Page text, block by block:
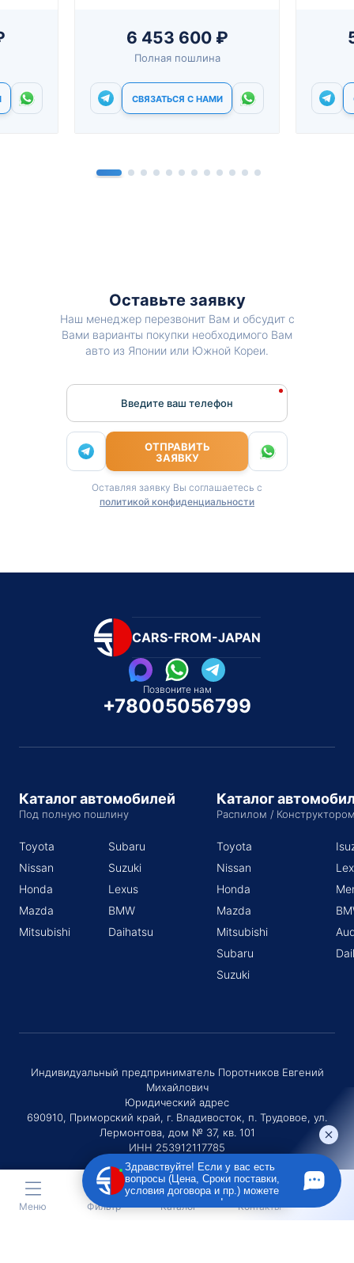
6 453 600 ₽
Полная пошлина
СВЯЗАТЬСЯ С НАМИ
Оставьте заявку
Наш менеджер перезвонит Вам и обсудит с
Вами варианты покупки необходимого Вам
авто из Японии или Южной Кореи.
Введите ваш телефон
ОТПРАВИТЬ
ЗАЯВКУ
Оставляя заявку Вы соглашаетесь с
политикой конфиденциальности
CARS-FROM-JAPAN
Позвоните нам
+78005056799
Каталог автомобилей
Под полную пошлину
Toyota
Nissan
Honda
Mazda
Mitsubishi
Subaru
Suzuki
Lexus
BMW
Daihatsu
Каталог
Распилом /
Toyota
Nissan
Honda
Mazda
Mitsubishi
Subaru
Suzuki
Индивидуальный предприниматель Поротников Евгений
Михайлович
Юридический адрес
690910, Приморский край, г. Владивосток, п. Трудовое, ул.
Лермонтова, дом № 37, кв. 101
ИНН 253912117785
ОГРНИП 320253600036730
Меню Фильтр Каталог Контакты
Здравствуйте! Если у вас есть
вопросы (Цена, Сроки поставки,
условия договора и пр.) можете
задать их мне в чат!